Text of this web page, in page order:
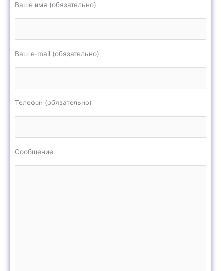
Ваше имя (обязательно)
Ваш e-mail (обязательно)
Телефон (обязательно)
Сообщение